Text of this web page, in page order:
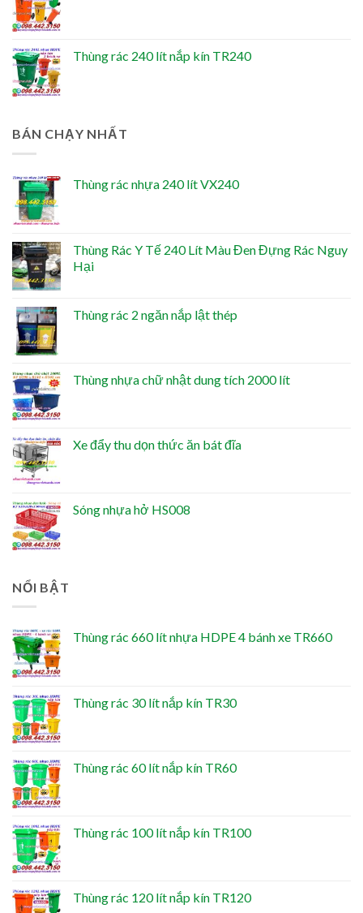
Thùng rác 240 lít nắp kín TR240
BÁN CHẠY NHẤT
Thùng rác nhựa 240 lít VX240
Thùng Rác Y Tế 240 Lít Màu Đen Đựng Rác Nguy
Hại
Thùng rác 2 ngăn nắp lật thép
Thùng nhựa chữ nhật dung tích 2000 lít
Xe đẩy thu dọn thức ăn bát đĩa
Sóng nhựa hở HS008
NỔI BẬT
Thùng rác 660 lít nhựa HDPE 4 bánh xe TR660
Thùng rác 30 lít nắp kín TR30
Thùng rác 60 lít nắp kín TR60
Thùng rác 100 lít nắp kín TR100
Thùng rác 120 lít nắp kín TR120